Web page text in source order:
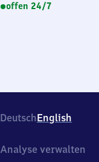
offen 24/7
DeutschEnglish
Analyse verwalten